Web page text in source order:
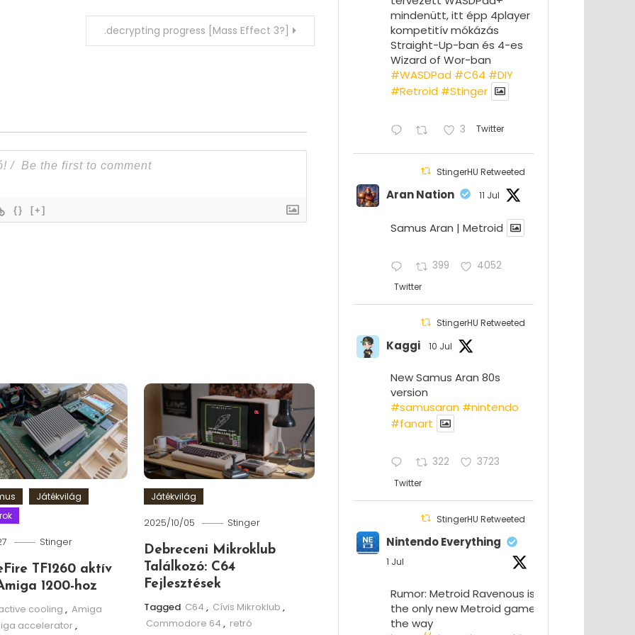
.decrypting progress [Mass Effect 3?]
{} [+]
Játékvilág
Stinger
TF1260 aktív
1200-hoz
cooling , Amiga
accelerator,
Játékvilág
2025/10/05 Stinger
Debreceni Mikroklub
Találkozó: C64
Fejlesztések
Tagged C64 , Cívis Mikroklub ,
Commodore 64 , retró
mindenütt, itt épp 4player
kompetitív mókázás
Straight-Up-ban és 4-es
Wizard of Wor-ban
#WASDPad #C64 #DIY
#Retroid #Stinger
3 Twitter
StingerHU Retweeted
Aran Nation 11 Jul
Samus Aran | Metroid
399 4052
Twitter
StingerHU Retweeted
Kaggi 10 Jul
New Samus Aran 80s
version
#samusaran #nintendo
#fanartㅤㅤㅤㅤ
322 3723
Twitter
StingerHU Retweeted
Nintendo Everything
1 Jul
Rumor: Metroid Ravenous isn’t
the only new Metroid game on
the way